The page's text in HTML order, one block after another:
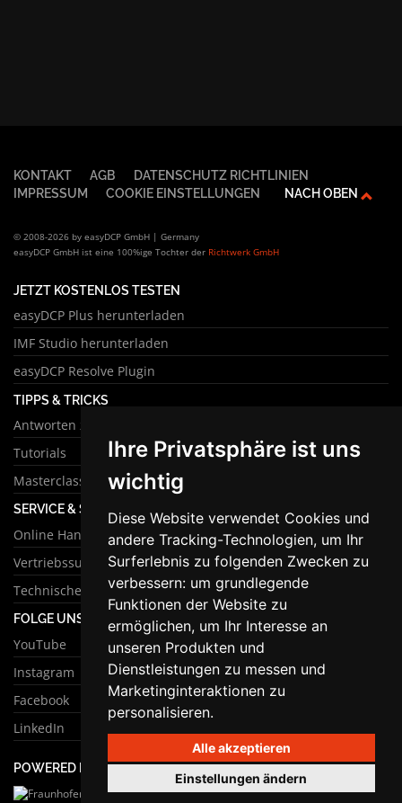
Ihre Privatsphäre ist uns
wichtig
Diese Website verwendet Cookies und
andere Tracking-Technologien, um Ihr
Surferlebnis zu folgenden Zwecken zu
verbessern: um grundlegende
Funktionen der Website zu
ermöglichen, um Ihr Interesse an
unseren Produkten und
Dienstleistungen zu messen und
Marketinginteraktionen zu
personalisieren.
Alle akzeptieren
Einstellungen ändern
KONTAKT AGB
DATENSCHUTZ RICHTLINIEN
IMPRESSUM
COOKIE EINSTELLUNGEN NACH OBEN
© 2008-2026 by easyDCP GmbH | Germany
easyDCP GmbH ist eine 100%ige Tochter der Richtwerk GmbH
JETZT KOSTENLOS TESTEN
easyDCP Plus herunterladen
IMF Studio herunterladen
easyDCP Resolve Plugin
TIPPS & TRICKS
Antworten zu häufigen Fragen
Tutorials
Masterclass
SERVICE & SUPPORT
Online Handbuch
Vertriebssupport
Technischer Support
FOLGE UNS
YouTube
Instagram
Facebook
LinkedIn
POWERED BY